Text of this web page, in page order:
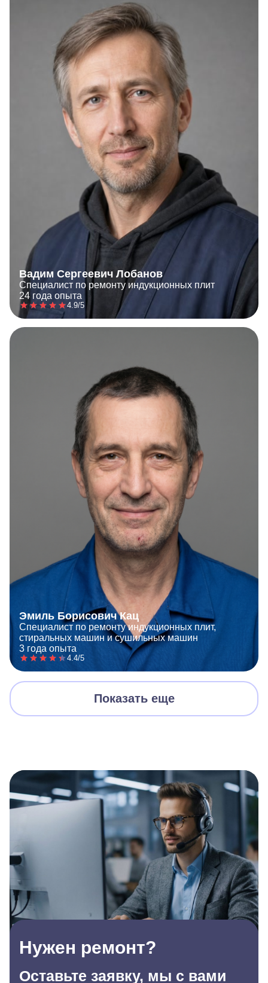
Вадим Сергеевич Лобанов
Специалист по ремонту индукционных плит
24 года опыта
4.9/5
Эмиль Борисович Кац
Специалист по ремонту индукционных плит,
стиральных машин и сушильных машин
3 года опыта
4.4/5
Показать еще
Нужен ремонт?
Оставьте заявку, мы с вами